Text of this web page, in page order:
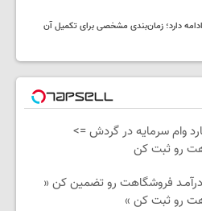
دارد؛ زمان‌بندی مشخصی برای تکمیل آن
وام سرمایه در گردش =>
رو ثبت کن
فروشگاهت رو تضمین کن «
رو ثبت کن »